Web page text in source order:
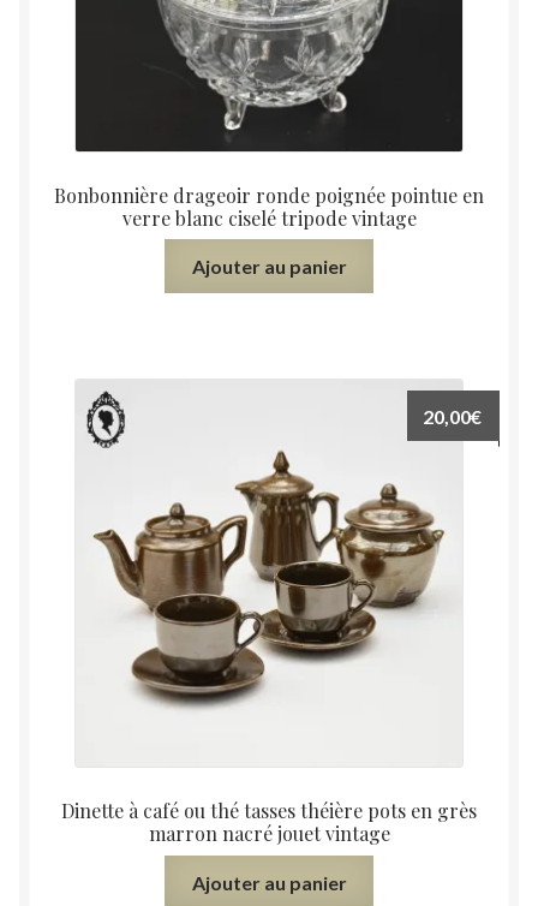
Bonbonnière drageoir ronde poignée pointue en
verre blanc ciselé tripode vintage
Ajouter au panier
Dinette à café ou thé tasses théière pots en grès
marron nacré jouet vintage
20,00€
Ajouter au panier